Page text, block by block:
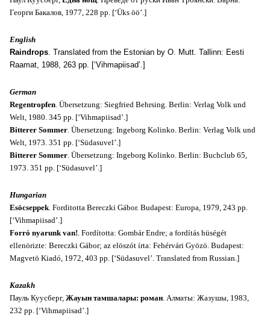
Георги Бакалов, 1977, 228 pp. [‘Üks öö’.]
English
Raindrops. Translated from the Estonian by O. Mutt. Tallinn: Eesti
Raamat, 1988, 263 pp. [‘Vihmapiisad’.]
German
Regentropfen. Übersetzung: Siegfried Behrsing. Berlin: Verlag Volk und
Welt, 1980. 345 pp. [‘Vihmapiisad’.]
Bitterer Sommer. Übersetzung: Ingeborg Kolinko. Berlin: Verlag Volk und
Welt, 1973. 351 pp. [‘Südasuvel’.]
Bitterer Sommer. Übersetzung: Ingeborg Kolinko. Berlin: Buchclub 65,
1973. 351 pp. [‘Südasuvel’.]
Hungarian
Esöcseppek. Forditotta Bereczki Gábor. Budapest: Europa, 1979, 243 pp.
[‘Vihmapiisad’.]
Forró nyarunk van!. Fordította: Gombár Endre; a fordítás hüségét
ellenörizte: Bereczki Gábor; az elöszót írta: Fehérvári Gyözö. Budapest:
Magvetö Kiadó, 1972, 403 pp. [‘Südasuvel’. Translated from Russian.]
Kazakh
Пауль Куусберг, Жауын тамшалары: роман. Алматы: Жазушы, 1983,
232 pp. [‘Vihmapiisad’.]